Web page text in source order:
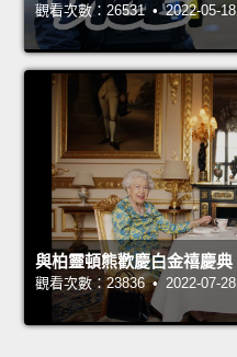
觀看次數：26531 • 2022-05-18
與柏靈頓熊歡慶白金禧慶典
觀看次數：23836 • 2022-07-28